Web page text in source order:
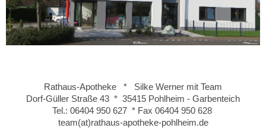
Rathaus-Apotheke * Silke Werner mit Team
Dorf-Güller Straße 43 * 35415 Pohlheim - Garbenteich
Tel.: 06404 950 627 * Fax 06404 950 628
team(at)rathaus-apotheke-pohlheim.de